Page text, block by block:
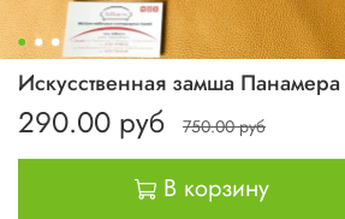
Искусственная замша
290.00 руб 750.00 руб
В корзину